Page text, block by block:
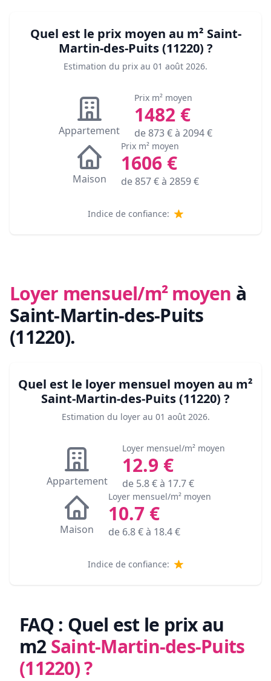
Quel est le prix moyen au m² Saint-
Martin-des-Puits (11220) ?
Estimation du prix au 01 août 2026.
Appartement
Prix m² moyen
1482 €
de873€ à 2094€
Maison
Prix m² moyen
1606€
de857€ à 2859€
Indice de confiance:
Loyer mensuel/m² moyen à
Saint-Martin-des-Puits
(11220).
Quel est le loyer mensuel moyen au m²
Saint-Martin-des-Puits (11220) ?
Estimation du loyer au 01 août 2026.
Appartement
Loyer mensuel/m² moyen
12.9 €
de 5.8€ à 17.7€
Maison
Loyer mensuel/m² moyen
10.7 €
de 6.8€ à 18.4€
Indice de confiance:
FAQ : Quel est le prix au
m2Saint-Martin-des-Puits
(11220)?